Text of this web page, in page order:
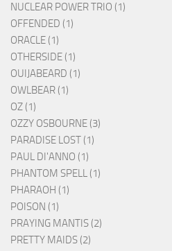
NUCLEAR POWER TRIO (1)
OFFENDED (1)
ORACLE (1)
OTHERSIDE (1)
OUIJABEARD (1)
OWLBEAR (1)
OZ (1)
OZZY OSBOURNE (3)
PARADISE LOST (1)
PAUL DI'ANNO (1)
PHANTOM SPELL (1)
PHARAOH (1)
POISON (1)
PRAYING MANTIS (2)
PRETTY MAIDS (2)